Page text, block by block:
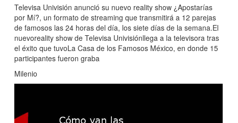
Televisa Univisión anunció su nuevo reality show ¿Apostarías
por Mí?, un formato de streaming que transmitirá a 12 parejas
de famosos las 24 horas del día, los siete días de la semana.El
nuevoreality show de Televisa Univisiónllega a la televisora tras
el éxito que tuvoLa Casa de los Famosos México, en donde 15
participantes fueron graba
Milenio